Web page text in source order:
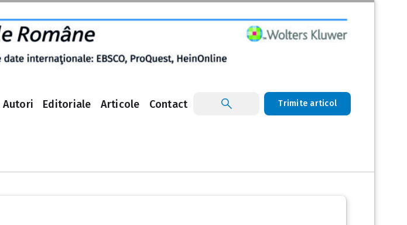
Autori Editoriale Articole Contact Trimite articol